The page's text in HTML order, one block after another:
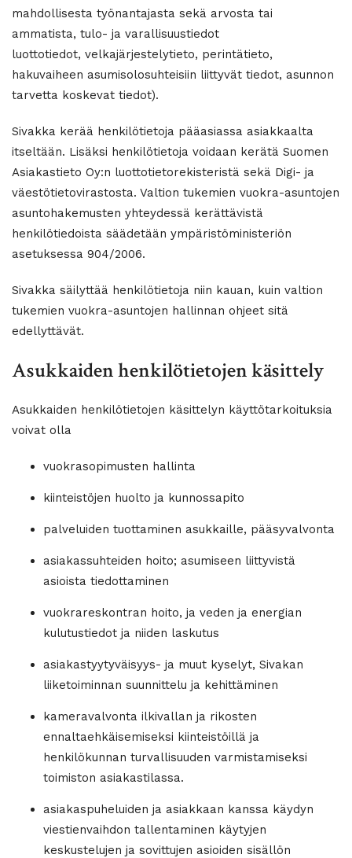
mahdollisesta työnantajasta sekä arvosta tai
ammatista, tulo- ja varallisuustiedot
luottotiedot, velkajärjestelytieto, perintätieto,
hakuvaiheen asumisolosuhteisiin liittyvät tiedot, asunnon
tarvetta koskevat tiedot).
Sivakka kerää henkilötietoja pääasiassa asiakkaalta
itseltään. Lisäksi henkilötietoja voidaan kerätä Suomen
Asiakastieto Oy:n luottotietorekisteristä sekä Digi- ja
väestötietovirastosta. Valtion tukemien vuokra-asuntojen
asuntohakemusten yhteydessä kerättävistä
henkilötiedoista säädetään ympäristöministeriön
asetuksessa 904/2006.
Sivakka säilyttää henkilötietoja niin kauan, kuin valtion
tukemien vuokra-asuntojen hallinnan ohjeet sitä
edellyttävät.
Asukkaiden henkilötietojen käsittely
Asukkaiden henkilötietojen käsittelyn käyttötarkoituksia
voivat olla
vuokrasopimusten hallinta
kiinteistöjen huolto ja kunnossapito
palveluiden tuottaminen asukkaille, pääsyvalvonta
asiakassuhteiden hoito; asumiseen liittyvistä
asioista tiedottaminen
vuokrareskontran hoito, ja veden ja energian
kulutustiedot ja niiden laskutus
asiakastyytyväisyys- ja muut kyselyt, Sivakan
liiketoiminnan suunnittelu ja kehittäminen
kameravalvonta ilkivallan ja rikosten
ennaltaehkäisemiseksi kiinteistöillä ja
henkilökunnan turvallisuuden varmistamiseksi
toimiston asiakastilassa.
asiakaspuheluiden ja asiakkaan kanssa käydyn
viestienvaihdon tallentaminen käytyjen
keskustelujen ja sovittujen asioiden sisällön